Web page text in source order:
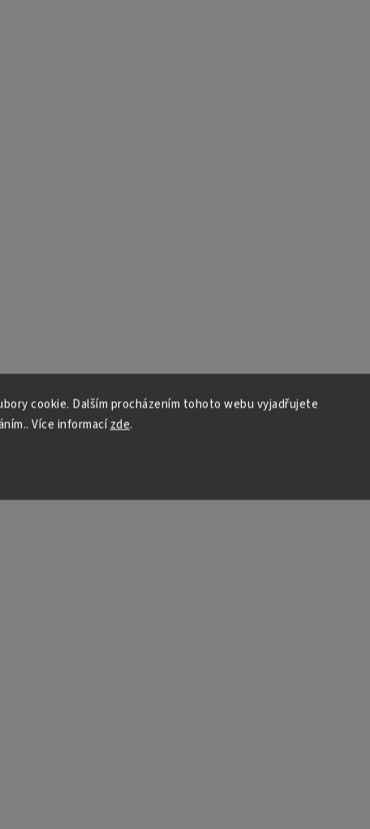
cookie. Dalším procházením tohoto webu vyjadřujete
Více informacízde.